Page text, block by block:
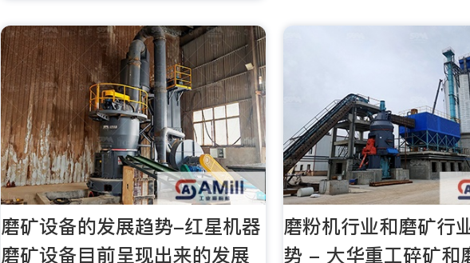
磨矿设备的发展趋势-红星机器
磨矿设备目前呈现出来的发展
磨粉机行业和磨矿行
势 - 大华重工碎矿和